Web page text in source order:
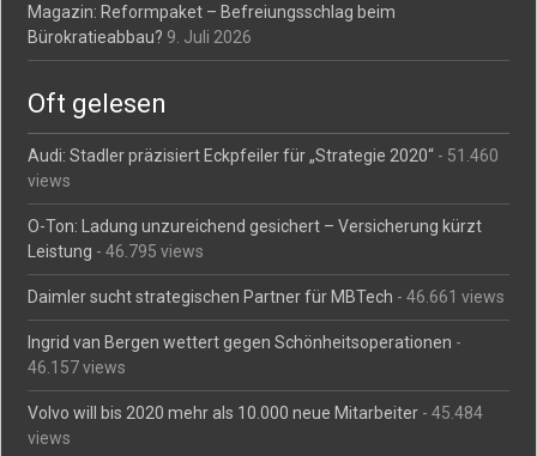
Magazin: Reformpaket – Befreiungsschlag beim
Bürokratieabbau? 9. Juli 2026
Oft gelesen
Audi: Stadler präzisiert Eckpfeiler für „Strategie 2020“ - 51.460
views
O-Ton: Ladung unzureichend gesichert – Versicherung kürzt
Leistung - 46.795 views
Daimler sucht strategischen Partner für MBTech - 46.661 views
Ingrid van Bergen wettert gegen Schönheitsoperationen -
46.157 views
Volvo will bis 2020 mehr als 10.000 neue Mitarbeiter - 45.484
views